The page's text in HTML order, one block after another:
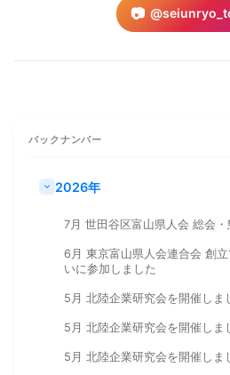
バックナンバー
2026年
7月 世田谷区富山県人会 総会
6月 東京富山県人会連合会 創
いに参加しました
5月 北陸企業研究会を開催しま
5月 北陸企業研究会を開催しま
5月 北陸企業研究会を開催しま
📷